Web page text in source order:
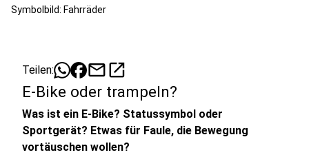
Symbolbild: Fahrräder
Teilen: mailopen_in_new
E-Bike oder trampeln?
Was ist ein E-Bike? Statussymbol oder
Sportgerät? Etwas für Faule, die Bewegung
vortäuschen wollen?